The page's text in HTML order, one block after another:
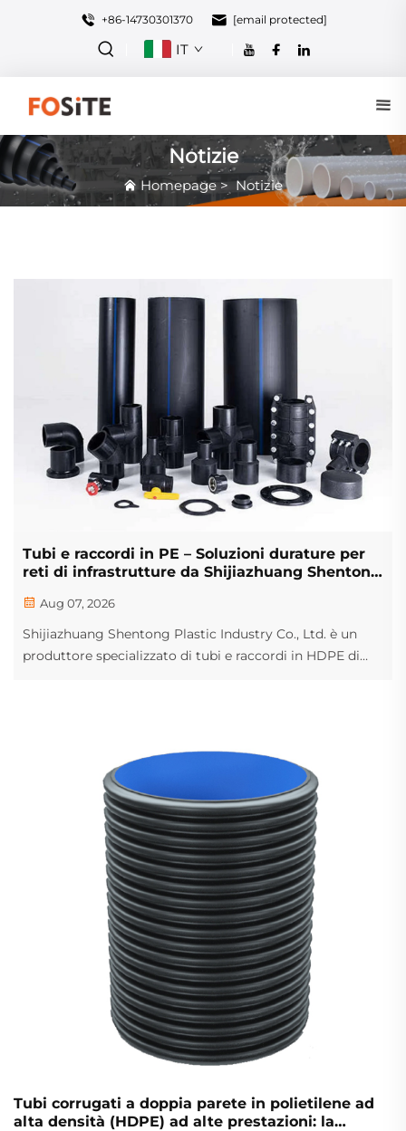
+86-14730301370 [email protected]
IT
Notizie
Homepage>Notizie
Tubi e raccordi in PE – Soluzioni durature per
reti di infrastrutture da Shijiazhuang Shentong
Aug 07, 2026
Shijiazhuang Shentong Plastic Industry Co., Ltd. è un
produttore specializzato di tubi e raccordi in HDPE di
Tubi corrugati a doppia parete in polietilene ad
alta densità (HDPE) ad alte prestazioni: la